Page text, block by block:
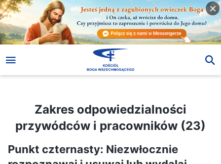
Zakres odpowiedzialności
przywódców i pracowników (23)
Punkt czternasty: Niezwłocznie